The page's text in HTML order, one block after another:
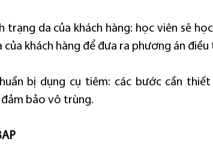
trạng da của khách hàng: học viên sẽ
khách hàng để đưa ra phương án điều
bị dụng cụ tiêm: các bước cần
bảo vô trùng.